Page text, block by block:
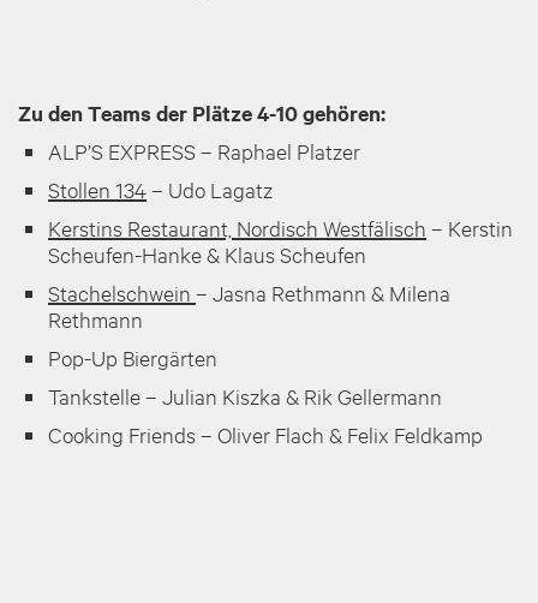
Zu denTeams der Plätze 4-10 gehören:
ALP’S EXPRESS – Raphael Platzer
Stollen 134– Udo Lagatz
Kerstins Restaurant, Nordisch Westfälisch – Kerstin
Scheufen-Hanke & Klaus Scheufen
Stachelschwein – Jasna Rethmann & Milena
Rethmann
Pop-Up Biergärten
Tankstelle – Julian Kiszka & Rik Gellermann
Cooking Friends – Oliver Flach & Felix Feldkamp